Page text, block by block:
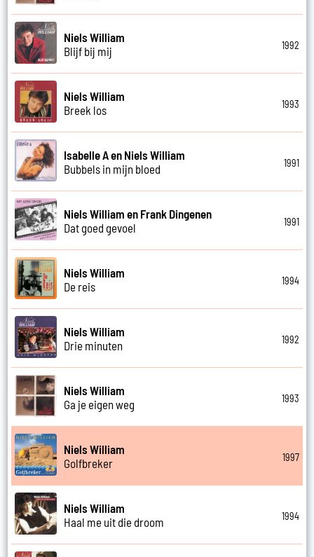
Niels William
Blijf bij mij
1992
Niels William
Breek los
1993
Isabelle A en Niels William
Bubbels in mijn bloed
1991
Niels William en Frank Dingenen
Dat goed gevoel
1991
Niels William
De reis
1994
Niels William
Drie minuten
1992
Niels William
Ga je eigen weg
1993
Niels William
Golfbreker
1997
Niels William
Haal me uit die droom
1994